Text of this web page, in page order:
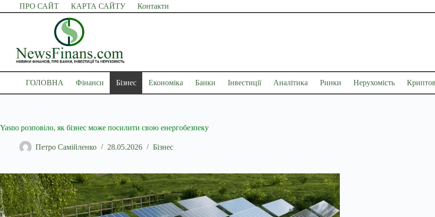
Перейти
до
ПРО САЙТ КАРТА САЙТУ Контакти
ГОЛОВНА Фінанси Бізнес Економіка Банки Інвестиції Аналітика Ринки Нерухомість
Yasno розповіло, як бізнес може посилити свою енергобезпеку
Петро Самійленко 28.05.2026 Бізнес